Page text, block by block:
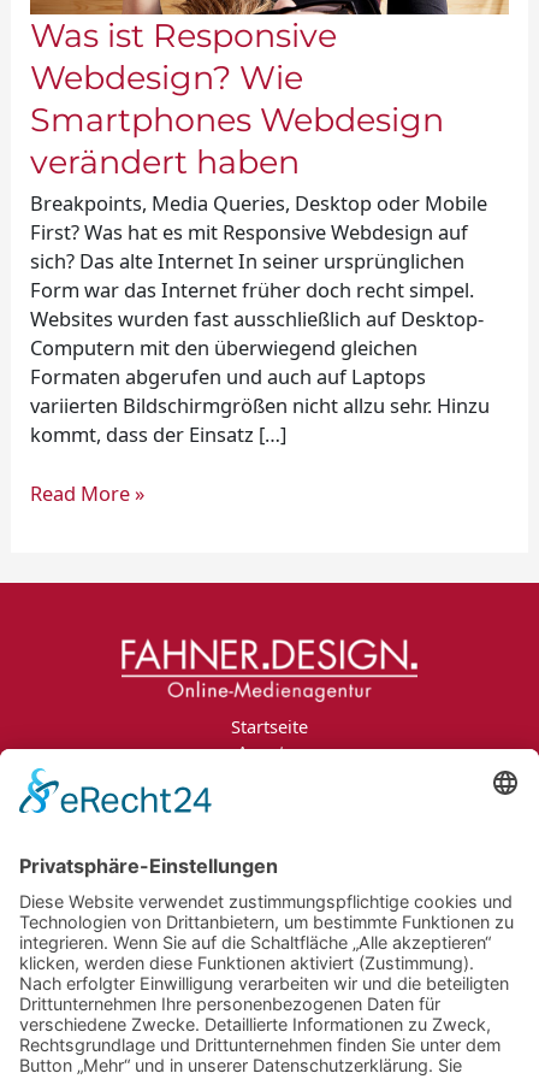
Was ist Responsive
Webdesign? Wie
Smartphones Webdesign
verändert haben
Breakpoints, Media Queries, Desktop oder Mobile
First? Was hat es mit Responsive Webdesign auf
sich? Das alte Internet In seiner ursprünglichen
Form war das Internet früher doch recht simpel.
Websites wurden fast ausschließlich auf Desktop-
Computern mit den überwiegend gleichen
Formaten abgerufen und auch auf Laptops
variierten Bildschirmgrößen nicht allzu sehr. Hinzu
kommt, dass der Einsatz […]
Read More »
Startseite
Agentur
Blog
Kontakt
Impressum
Datenschutzerklärung
Informationspflichten
Newsletter
Jobs
Bildnachweise